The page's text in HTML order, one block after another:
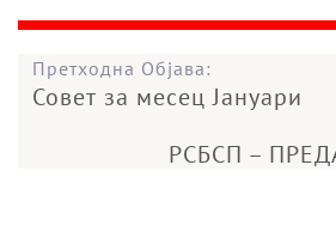
Претходна Објава:
Совет за месец Јануари
РСБСП –